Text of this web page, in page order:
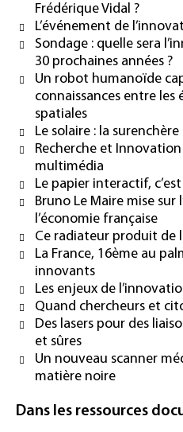
Frédérique Vidal ?
L’événement de
Sondage : quelle sera
30 prochaines années ?
Un robot humanoïde
connaissances entre les
spatiales
Le solaire : la
Recherche et
multimédia
Le papier interactif,
Bruno Le Maire mise
l’économie française
Ce radiateur produit de
La France, 16ème au
innovants
Les enjeux de
Quand chercheurs et
Des lasers pour des
et sûres
Un nouveau scanner
matière noire
Dans les ressources